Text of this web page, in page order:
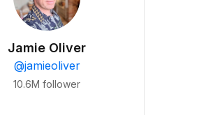
Jamie Oliver
@jamieoliver
10.6M follower